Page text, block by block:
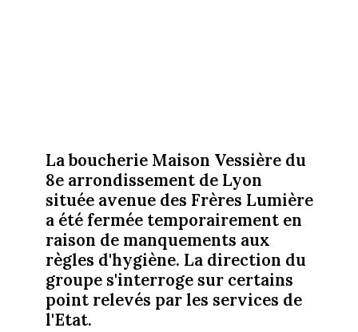
La boucherie Maison Vessière du
8e arrondissement de Lyon
située avenue des Frères Lumière
a été fermée temporairement en
raison de manquements aux
règles d'hygiène. La direction du
groupe s'interroge sur certains
point relevés par les services de
l'Etat.